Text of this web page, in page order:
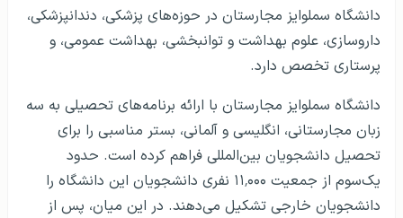
دانشگاه سملوایز مجارستان در حوزه‌های پزشکی، دندانپزشکی،
داروسازی، علوم بهداشت و توانبخشی، بهداشت عمومی، و
پرستاری تخصص دارد.
دانشگاه سملوایز مجارستان با ارائه برنامه‌های تحصیلی به سه
زبان مجارستانی، انگلیسی و آلمانی، بستر مناسبی را برای
تحصیل دانشجویان بین‌المللی فراهم کرده است. حدود
یک‌سوم از جمعیت ۱۱٬۰۰۰ نفری دانشجویان این دانشگاه را
دانشجویان خارجی تشکیل می‌دهند. در این میان، پس از